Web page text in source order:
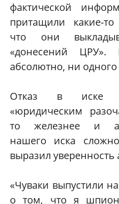
фактической
притащили какие-
что они
«донесений
абсолютно, ни одного
Отказ в иске
«юридическим
то железнее и
нашего иска
выразил уверенность
«Чуваки выпустили
о том, что я шпион